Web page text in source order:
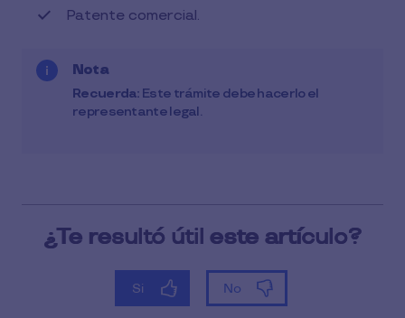
Patente comercial.
Nota
Recuerda: Este trámite debe hacerlo el
representante legal.